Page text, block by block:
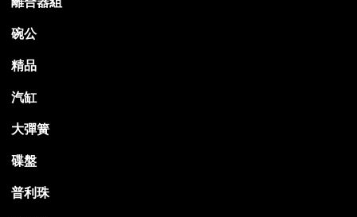
碗公
精品
汽缸
大彈簧
碟盤
普利珠